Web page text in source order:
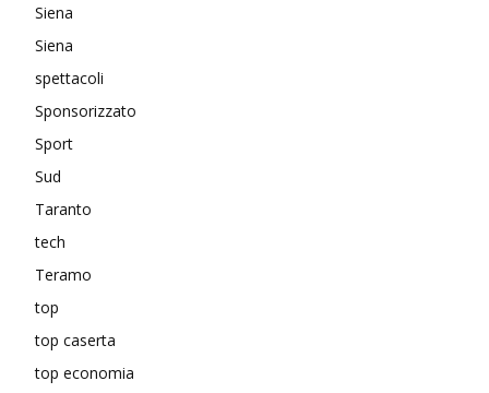
Siena
Siena
spettacoli
Sponsorizzato
Sport
Sud
Taranto
tech
Teramo
top
top caserta
top economia